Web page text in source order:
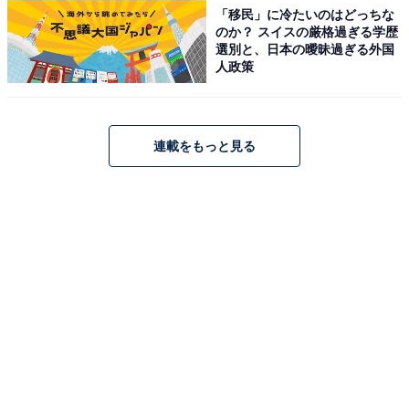
「移民」に冷たいのはどっちな
のか？ スイスの厳格過ぎる学歴
選別と、日本の曖昧過ぎる外国
人政策
連載をもっと見る